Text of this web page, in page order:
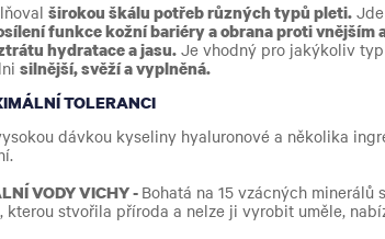
širokou škálu potřeb různých typů pleti.
funkce kožní bariéry a obrana proti vnějším
hydratace a jasu. Je vhodný pro jakýkoliv
silnější, svěží a vyplněná.
TOLERANCI
dávkou kyseliny hyaluronové a několika
VODY VICHY -Bohatá na 15 vzácných minerálů
kterou stvořila příroda a nelze ji vyrobit uměle,